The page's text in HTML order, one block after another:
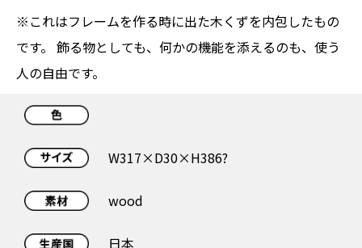
※これはフレームを作る時に出た木くずを内包したもの
です。 飾る物としても、何かの機能を添えるのも、使う
人の自由です。
W317×D30×H386?
wood
日本